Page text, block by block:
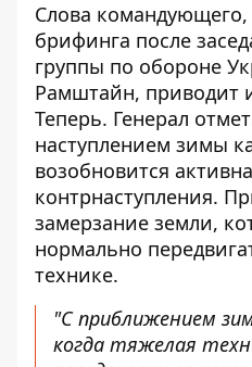
Слова
брифинга после
группы по обороне
Рамштайн, приводит
Теперь. Генерал
наступлением зимы
возобновится
контрнаступления.
замерзание земли,
нормально
технике.
"С приближением
когда тяжелая